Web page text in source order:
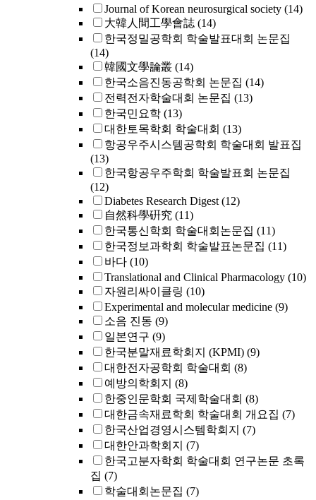
Journal of Korean neurosurgical society (14)
大韓人間工學會誌 (14)
한국정밀공학회 학술발표대회 논문집
(14)
韓國文學論叢 (14)
한국소음진동공학회 논문집 (14)
전력전자학술대회 논문집 (13)
한국민요학 (13)
대한토목학회 학술대회 (13)
항공우주시스템공학회 학술대회 발표집
(13)
한국항공우주학회 학술발표회 논문집
(12)
Diabetes Research Digest (12)
自然科學硏究 (11)
한국통신학회 학술대회논문집 (11)
한국정보과학회 학술발표논문집 (11)
바다 (10)
Translational and Clinical Pharmacology (10)
자원리싸이클링 (10)
Experimental and molecular medicine (9)
소음 진동 (9)
일본연구 (9)
한국분말재료학회지 (KPMI) (9)
대한전자공학회 학술대회 (8)
예방의학회지 (8)
한중인문학회 국제학술대회 (8)
대한금속재료학회 학술대회 개요집 (7)
한국산업경영시스템학회지 (7)
대한안과학회지 (7)
한국고분자학회 학술대회 연구논문 초록
집 (7)
학술대회논문집 (7)